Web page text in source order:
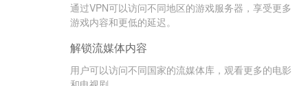
通过VPN可以访问不同地区的游戏服务器，享受更多
游戏内容和更低的延迟。
解锁流媒体内容
用户可以访问不同国家的流媒体库，观看更多的电影